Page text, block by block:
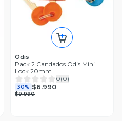
Odis
Pack 2 Candados Odis Mini
Lock 20mm
0(0)
30% $6.990
$9.990